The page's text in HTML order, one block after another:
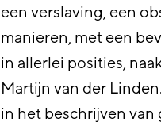
een verslaving, een
manieren, met een
in allerlei posities,
Martijn van der
in het beschrijven van